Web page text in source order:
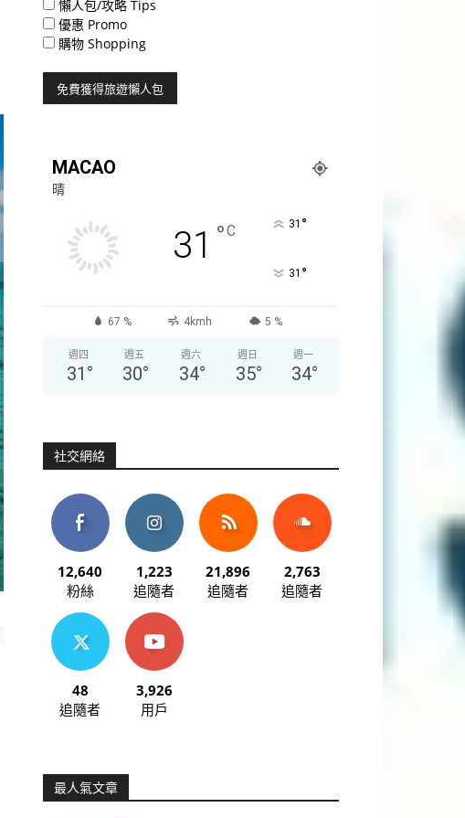
懶人包/攻略 Tips
優惠 Promo
購物 Shopping
MACAO
晴
31 °C 31 °
31 °
67 % 4kmh 5 %
週四
31 °
週五
30°
週六
34°
週日
35°
週一
34°
社交網絡
12,640
粉絲
1,223
追隨者
21,896
追隨者
2,763
追隨者
48
追隨者
3,926
用戶
最人氣文章